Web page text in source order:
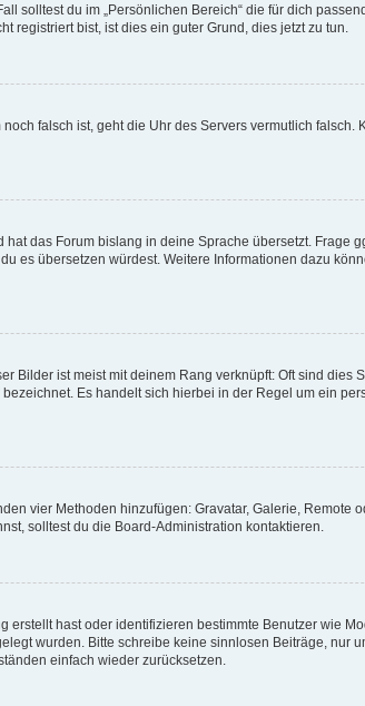
solltest du im „Persönlichen Bereich“ die für dich
registriert bist, ist dies ein guter Grund, dies jetzt zu tun.
falsch ist, geht die Uhr des Servers vermutlich falsch.
das Forum bislang in deine Sprache übersetzt. Frage
es übersetzen würdest. Weitere Informationen dazu
Bilder ist meist mit deinem Rang verknüpft: Oft sind dies
Es handelt sich hierbei in der Regel um ein
vier Methoden hinzufügen: Gravatar, Galerie, Remote
solltest du die Board-Administration kontaktieren.
hast oder identifizieren bestimmte Benutzer wie
wurden. Bitte schreibe keine sinnlosen Beiträge,
einfach wieder zurücksetzen.